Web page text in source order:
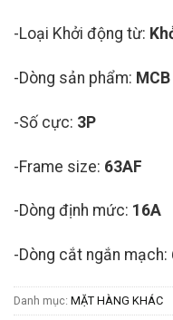
-Loại Khởi động từ:
-Dòng sản phẩm:
-Số cực: 3P
-Frame size: 63AF
-Dòng định mức: 16A
-Dòng cắt ngắn mạch:
Danh mục: MẶT HÀNG KHÁC